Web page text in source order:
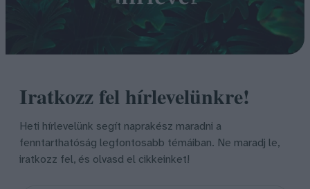
Iratkozz fel hírlevelünkre!
Heti hírlevelünk segít naprakész maradni a
fenntarthatóság legfontosabb témáiban. Ne maradj le,
iratkozz fel, és olvasd el cikkeinket!